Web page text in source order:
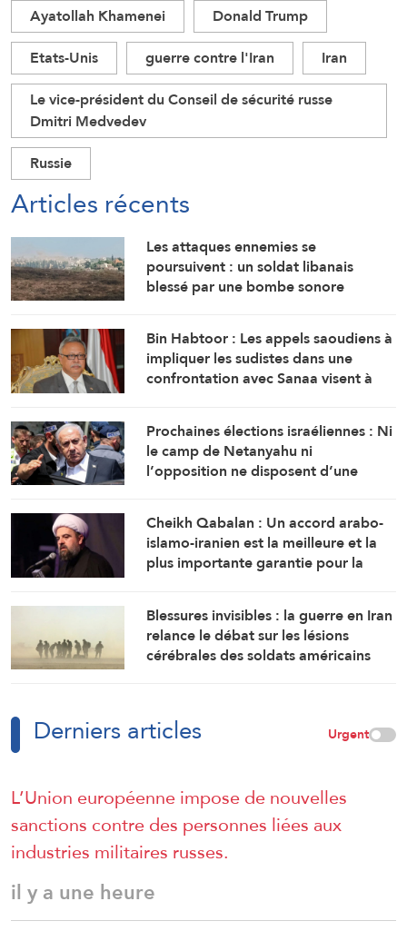
Ayatollah Khamenei
Donald Trump
Etats-Unis
guerre contre l'Iran
Iran
Le vice-président du Conseil de sécurité russe
Dmitri Medvedev
Russie
Articles récents
Les attaques ennemies se
poursuivent : un soldat libanais
blessé par une bombe sonore
Bin Habtoor : Les appels saoudiens à
impliquer les sudistes dans une
confrontation avec Sanaa visent à
Prochaines élections israéliennes : Ni
le camp de Netanyahu ni
l’opposition ne disposent d’une
gouvernement
Cheikh Qabalan : Un accord arabo-
islamo-iranien est la meilleure et la
plus importante garantie pour la
Blessures invisibles : la guerre en Iran
relance le débat sur les lésions
cérébrales des soldats américains
Derniers articles Urgent
L’Union européenne impose de nouvelles
sanctions contre des personnes liées aux
industries militaires russes.
il y a une heure